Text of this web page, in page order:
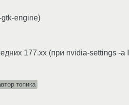
gtk-engine)
177.xx (при nvidia-settings -
топика